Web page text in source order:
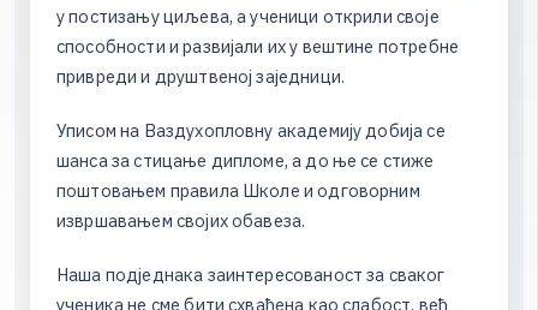
упостизањуциљева, а ученици открили своје
способности и развијали иху вештине потребне
привреди и друштвеној заједници.
Уписом на Ваздухопловну академију добија се
шанса за стицање дипломе, а до ње се стиже
поштовањем правила Школе и одговорним
извршавањем својихобавеза.
Наша подједнака заинтересованост за сваког
ученика не сме бити схваћена као слабост, већ